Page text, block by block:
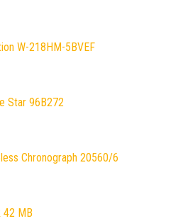
W-218HM-5BVEF
Star 96B272
Chronograph 20560/6
42 MB